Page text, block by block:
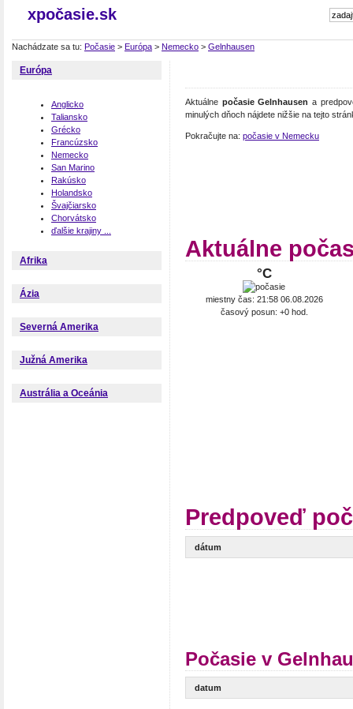
xpočasie.sk
Nachádzate sa tu: Počasie > Európa > Nemecko > Gelnhausen
Európa
Anglicko
Taliansko
Grécko
Francúzsko
Nemecko
San Marino
Rakúsko
Holandsko
Švajčiarsko
Chorvátsko
ďalšie krajiny ...
Afrika
Ázia
Severná Amerika
Južná Amerika
Austrália a Oceánia
Aktuálne počasie Gelnhausen a
minulých dňoch nájdete nižšie na tejto
Pokračujte na: počasie v Nemecku
Aktuálne
°C
miestny čas: 21:58 06.08.2026
časový posun: +0 hod.
Predpoveď
dátum
Počasie v
datum